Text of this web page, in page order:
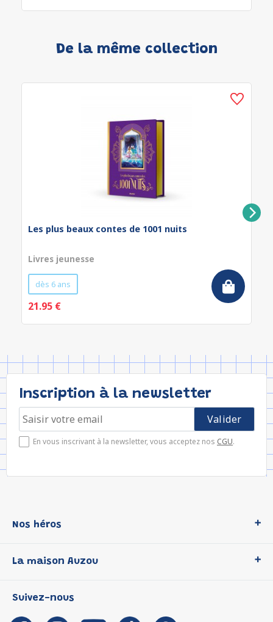
De la même collection
Les plus beaux contes de 1001 nuits
Livres jeunesse
dès 6 ans
21.95 €
Inscription à la newsletter
En vous inscrivant à la newsletter, vous acceptez nos CGU.
Nos héros
P'tit Loup
Les Influenceuses
La maison Auzou
Notre histoire
Suivez-nous